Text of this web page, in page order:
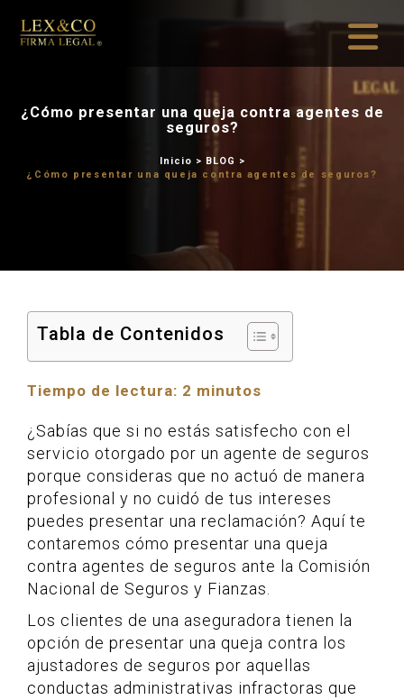
¿Cómo presentar una
seguros?
Inicio>BLOG
Tabla de Contenidos
Tiempo de lectura: 2 minutos
¿Sabías que si no estás satisfecho con el
servicio otorgado por un agente de seguros
porque consideras que no actuó de manera
profesional y no cuidó de tus intereses
puedes presentar una reclamación? Aquí te
contaremos cómo presentar una queja
contra agentes de seguros ante la Comisión
Nacional de Seguros y Fianzas.
Los clientes de una aseguradora tienen la
opción de presentar una queja contra los
ajustadores de seguros por aquellas
conductas administrativas infractoras que